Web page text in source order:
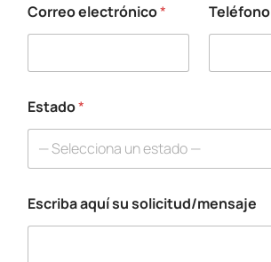
Correo electrónico*
c
r
b
a
Teléfono
Estado*
— Selecciona un estado —
Escriba aquí su solicitud/mensaje